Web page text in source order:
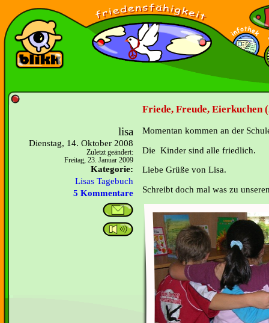
Friede, Freude, Eierkuchen
lisa
Dienstag, 14. Oktober 2008
Zuletzt geändert:
Freitag, 23. Januar 2009
Kategorie:
Lisas Tagebuch
5 Kommentare
Momentan kommen an der
Die Kinder sind alle friedlich.
Liebe Grüße von Lisa.
Schreibt doch mal was zu